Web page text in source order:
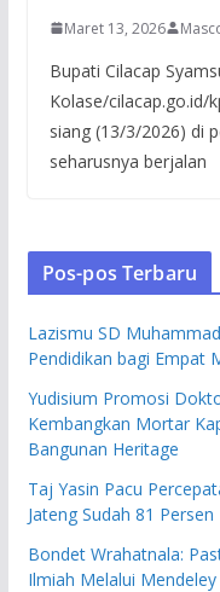
Maret 13, 2026
Bupati Cilacap
Kolase/cilacap.go.id/
siang (13/3/2026) di
seharusnya berjalan
Pos-pos Terbaru
Lazismu SD
Pendidikan bagi Empat
Yudisium Promosi
Kembangkan Mortar
Bangunan Heritage
Taj Yasin Pacu
Jateng Sudah 81 Persen
Bondet Wrahatnala:
Ilmiah Melalui